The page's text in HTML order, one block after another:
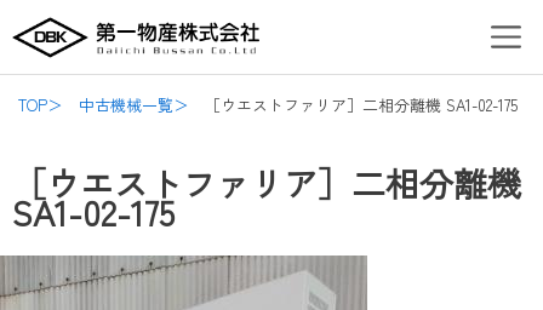
容
を
Menu
TOP＞ 中古機械一覧＞ ［ウエストファリア］二相分離機 SA1-02-175
［ウエストファリア］二相分離機
SA1-02-175
navigation